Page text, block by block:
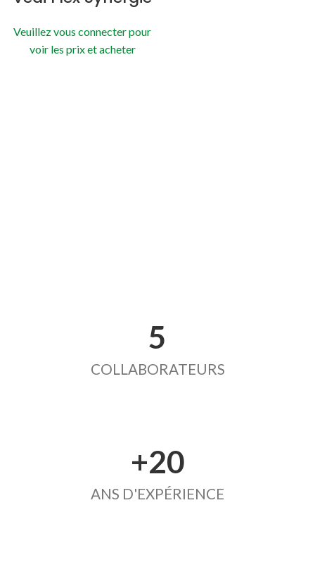
Veuillez vous connecter pour
voir les prix et acheter
5
COLLABORATEURS
+20
ANS D'EXPÉRIENCE